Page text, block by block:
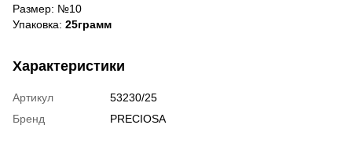
Размер: №10
Упаковка: 25грамм
Характеристики
Артикул
53230/25
Бренд
PRECIOSA